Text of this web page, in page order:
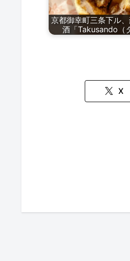
京都御幸町三条下ル
酒「Takusando（
X